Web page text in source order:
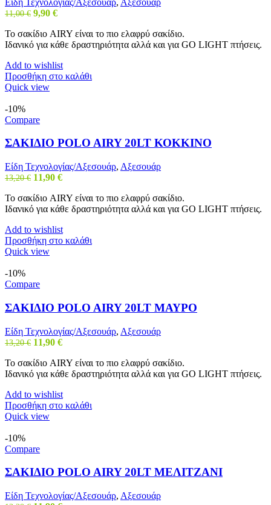
11,00€ Original
was:
11,00 €.
9,90 €Η
τιμή
είναι:
Το σακίδιο AIRY είναι το πιο ελαφρύ σακίδιο.
Ιδανικό για κάθε δραστηριότητα αλλά και για GO LIGHT πτήσεις.
Add to wishlist
Προσθήκη στο καλάθι
Quick view
-10%
Compare
ΣΑΚΙΔΙΟ POLO AIRY 20LT ΚΟΚΚΙΝΟ
Είδη Τεχνολογίας/Αξεσουάρ, Αξεσουάρ
13,20€ Original
was:
13,20 €.
11,90 €Η
τιμή
είναι:
Το σακίδιο AIRY είναι το πιο ελαφρύ σακίδιο.
Ιδανικό για κάθε δραστηριότητα αλλά και για GO LIGHT πτήσεις.
Add to wishlist
Προσθήκη στο καλάθι
Quick view
-10%
Compare
ΣΑΚΙΔΙΟ POLO AIRY 20LT ΜΑΥΡΟ
Είδη Τεχνολογίας/Αξεσουάρ, Αξεσουάρ
13,20€ Original
was:
13,20 €.
11,90 €Η
τιμή
είναι:
Το σακίδιο AIRY είναι το πιο ελαφρύ σακίδιο.
Ιδανικό για κάθε δραστηριότητα αλλά και για GO LIGHT πτήσεις.
Add to wishlist
Προσθήκη στο καλάθι
Quick view
-10%
Compare
ΣΑΚΙΔΙΟ POLO AIRY 20LT ΜΕΛΙΤΖΑΝΙ
Είδη Τεχνολογίας/Αξεσουάρ, Αξεσουάρ